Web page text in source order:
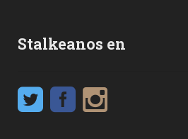
Stalkeanos en